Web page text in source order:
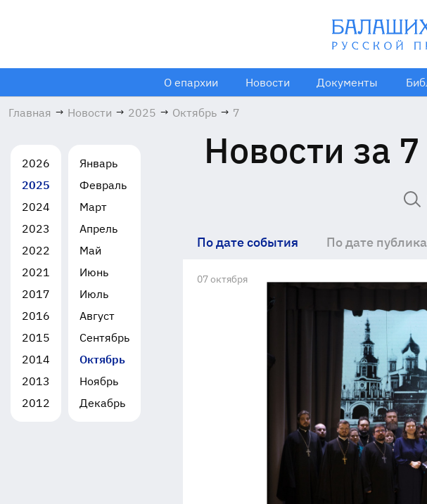
О епархии Новости Документы
Главная → Новости → 2025 → Октябрь → 7
2026
2025
2024
2023
2022
2021
2017
2016
2015
2014
2013
2012
Январь
Февраль
Март
Апрель
Май
Июнь
Июль
Август
Сентябрь
Октябрь
Ноябрь
Декабрь
Новости за
По дате события По дате
07 октября